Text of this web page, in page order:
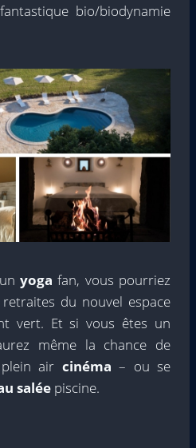
bio/biodynamie
yoga fan, vous pourriez
du nouvel espace
vert. Et si vous êtes un
même la chance de
air cinéma– ou se
salée piscine.